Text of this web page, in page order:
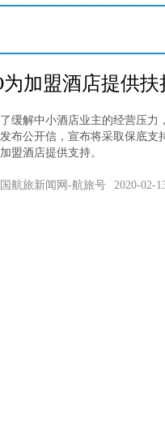
加盟酒店提供
缓解中小酒店业主的经营压力
发布公开信，宣布将采取保底
盟酒店提供支持。
航旅新闻网-航旅号 2020-02-